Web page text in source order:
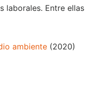
laborales. Entre ellas
ambiente (2020)